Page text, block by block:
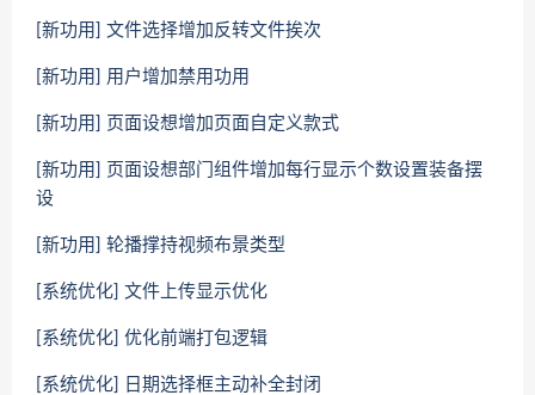
[新功用] 文件选择增加反转文件挨次
[新功用] 用户增加禁用功用
[新功用] 页面设想增加页面自定义款式
[新功用] 页面设想部门组件增加每行显示个数设置装备摆
设
[新功用] 轮播撑持视频布景类型
[系统优化] 文件上传显示优化
[系统优化] 优化前端打包逻辑
[系统优化] 日期选择框主动补全封闭